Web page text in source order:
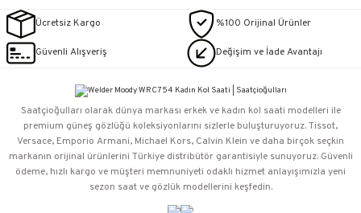
Ücretsiz Kargo %100 Orijinal Ürünler
Güvenli Alışveriş Değişim ve İade Avantajı
Saatçioğulları⁠ olarak dünya markası erkek ve kadın kol saati modelleri ile
premium güneş gözlüğü koleksiyonlarını sizlerle buluşturuyoruz. Tissot,
Versace, Emporio Armani, Michael Kors, Calvin Klein ve daha birçok seçkin
markanın orijinal ürünlerini Türkiye distribütör garantisiyle sunuyoruz. Güvenli
ödeme, hızlı kargo ve müşteri memnuniyeti odaklı hizmet anlayışımızla yeni
sezon saat ve gözlük modellerini keşfedin.